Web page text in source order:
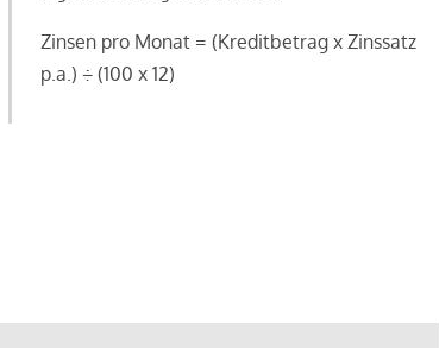
Zinsen pro Monat = (Kreditbetrag x Zinssatz
p.a.) ÷ (100 x 12)